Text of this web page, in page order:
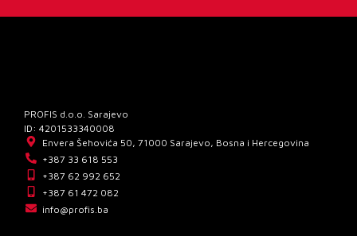
PROFIS d.o.o. Sarajevo
ID: 4201533340008
Envera Šehovića 50, 71000 Sarajevo, Bosna i Hercegovina
+387 33 618 553
+387 62 992 652
+387 61 472 082
info@profis.ba